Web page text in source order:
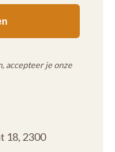
accepteer je onze
18, 2300